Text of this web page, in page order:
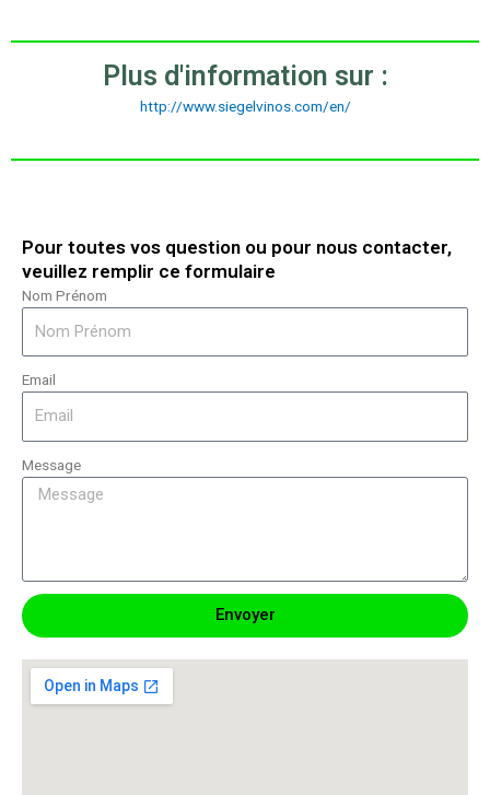
Plus d'information sur :
http://www.siegelvinos.com/en/
Pour toutes vos question ou pour nous contacter,
veuillez remplir ce formulaire
Nom Prénom
Email
Message
Envoyer